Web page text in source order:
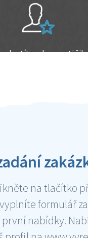
schopnosti
na tlačítko
formulář
nabídky.